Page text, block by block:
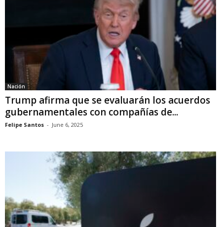
Nación
Trump afirma que se evaluarán los acuerdos
gubernamentales con compañías de...
Felipe Santos - June 6, 2025